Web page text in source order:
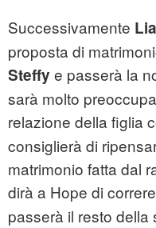
Successivamente
proposta di
Steffy e passerà la
sarà molto
relazione della figlia
consiglierà di
matrimonio fatta dal
dirà a Hope di
passerà il resto